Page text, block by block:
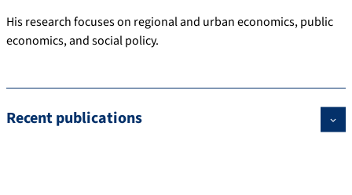
His research focuses on regional and urban economics, public
economics, and social policy.
Recent publications